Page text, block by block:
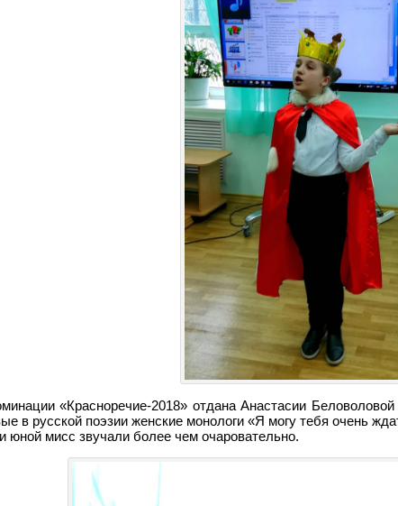
«Красноречие-2018» отдана Анастасии
в русской поэзии женские монологи «Я могу тебя очень
юной мисс звучали более чем очаровательно.